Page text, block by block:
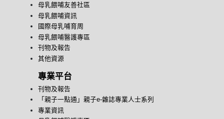
母乳餵哺友善社區
母乳餵哺資訊
國際母乳哺育周
母乳餵哺醫護專區
刊物及報告
其他資源
專業平台
刊物及報告
「親子一點通」親子e-雜誌專業人士系列
專業資訊